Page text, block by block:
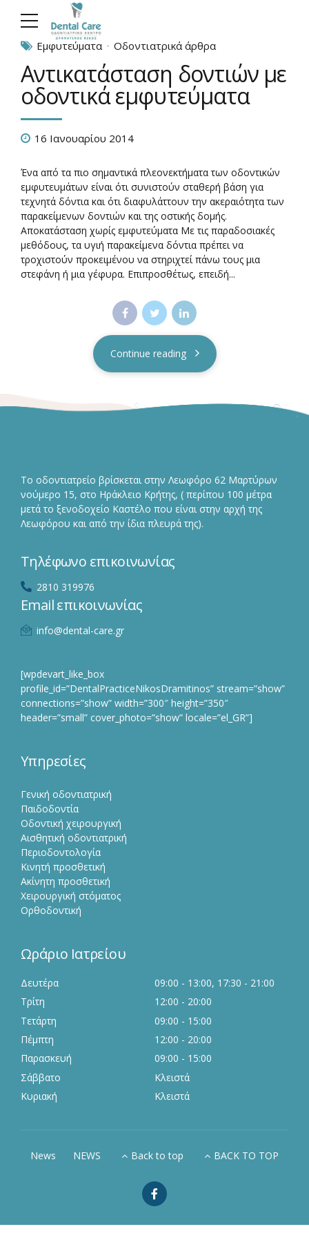
Εμφυτεύματα Οδοντιατρικά άρθρα
Αντικατάσταση δοντιών με
οδοντικά εμφυτεύματα
16 Ιανουαρίου 2014
Ένα από τα πιο σημαντικά πλεονεκτήματα των οδοντικών
εμφυτευμάτων είναι ότι συνιστούν σταθερή βάση για
τεχνητά δόντια και ότι διαφυλάττουν την ακεραιότητα των
παρακείμενων δοντιών και της οστικής δομής.
Αποκατάσταση χωρίς εµφυτεύματα Με τις παραδοσιακές
μεθόδους, τα υγιή παρακείμενα δόντια πρέπει να
τροχιστούν προκειμένου να στηριχτεί πάνω τους μια
στεφάνη ή μια γέφυρα. Επιπροσθέτως, επειδή...
Continue reading
Το οδοντιατρείο βρίσκεται στην Λεωφόρο 62 Μαρτύρων
νούμερο 15, στο Ηράκλειο Κρήτης, ( περίπου 100 μέτρα
μετά το ξενοδοχείο Καστέλο που είναι στην αρχή της
Λεωφόρου και από την ίδια πλευρά της).
Τηλέφωνο επικοινωνίας
2810 319976
Email επικοινωνίας
info@dental-care.gr
[wpdevart_like_box
profile_id=”DentalPracticeNikosDramitinos” stream=”show”
connections=”show” width=”300″ height=”350″
header=”small” cover_photo=”show” locale=”el_GR”]
Υπηρεσίες
Γενική οδοντιατρική
Παιδοδοντία
Οδοντική χειρουργική
Αισθητική οδοντιατρική
Περιοδοντολογία
Κινητή προσθετική
Ακίνητη προσθετική
Χειρουργική στόματος
Ορθοδοντική
Ωράριο Ιατρείου
Δευτέρα
09:00 - 13:00, 17:30 - 21:00
Τρίτη
12:00 - 20:00
Τετάρτη
09:00 - 15:00
Πέμπτη
12:00 - 20:00
Παρασκευή
09:00 - 15:00
Σάββατο
Κλειστά
Κυριακή
Κλειστά
News NEWS Back to top BACK TO TOP